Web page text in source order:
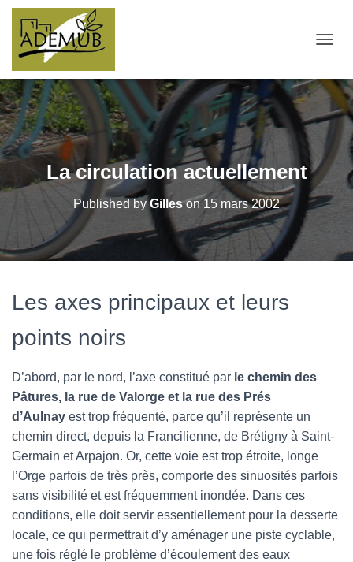
La circulation actuellement
Published byGilleson15 mars 2002
Les axes principaux et leurs
points noirs
D’abord, par le nord, l’axe constitué par le chemin des
Pâtures, la rue de Valorge et la rue des Prés
d’Aulnay est trop fréquenté, parce qu’il représente un
chemin direct, depuis la Francilienne, de Brétigny à Saint-
Germain et Arpajon. Or, cette voie est trop étroite, longe
l’Orge parfois de très près, comporte des sinuosités parfois
sans visibilité et est fréquemment inondée. Dans ces
conditions, elle doit servir essentiellement pour la desserte
locale, ce qui permettrait d’y aménager une piste cyclable,
une fois réglé le problème d’écoulement des eaux